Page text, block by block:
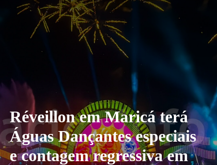
Réveillon em Maricá terá
Águas Dançantes especiais
e contagem regressiva em